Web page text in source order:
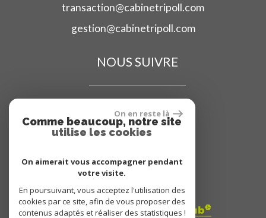
transaction@cabinetripoll.com
gestion@cabinetripoll.com
NOUS SUIVRE
ADHÉRENT
On en reste là
Comme beaucoup, notre site
utilise les cookies
On aimerait vous accompagner pendant
votre visite.
En poursuivant, vous acceptez l'utilisation des
cookies par ce site, afin de vous proposer des
contenus adaptés et réaliser des statistiques !